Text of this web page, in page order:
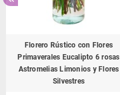
Florero Rústico con Flores
Primaverales Eucalipto 6 rosas
Astromelias Limonios y Flores
Silvestres